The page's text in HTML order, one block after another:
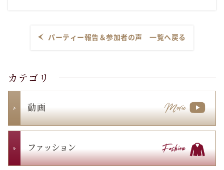
パーティー報告＆参加者の声 一覧へ戻る
カテゴリ
動 画
ファッション